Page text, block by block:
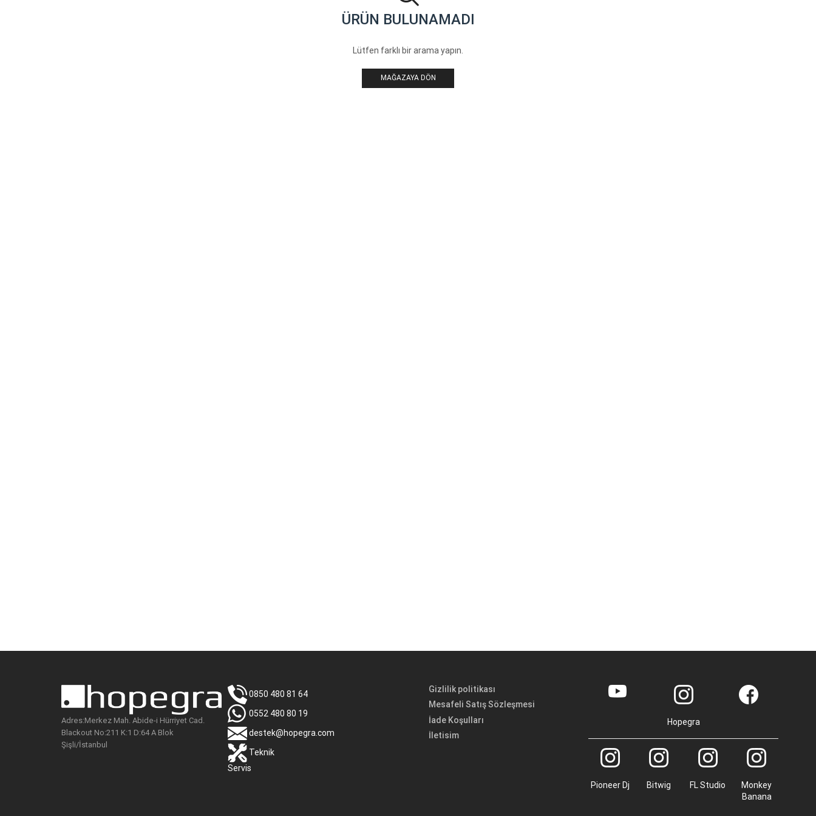
ÜRÜN BULUNAMADI
Lütfen farklı bir arama yapın.
MAĞAZAYA DÖN
Adres:Merkez Mah. Abide-i Hürriyet Cad.
Blackout No:211 K:1 D:64 A Blok
Şişli/İstanbul
0850 480 81 64
0552 480 80 19
destek@hopegra.com
Teknik
Servis
Gizlilik politikası
Mesafeli Satış Sözleşmesi
İade Koşulları
İletisim
Hopegra
Pioneer Dj Bitwig FL Studio
Monkey
Banana